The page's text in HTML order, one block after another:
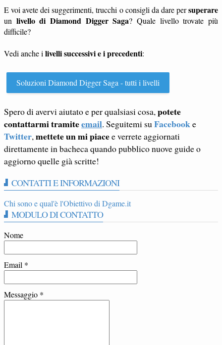
E voi avete dei suggerimenti, trucchi o consigli da dare persuperare
un livello di Diamond Digger Saga? Quale livello trovate più
difficile?
Vedi anche ilivelli successivi e i precedenti:
Soluzioni Diamond Digger Saga - tutti i livelli
Spero di avervi aiutato e per qualsiasi cosa,potete
contattarmi tramiteemail. Seguitemi suFacebooke
Twitter,mettete un mi piacee verrete aggiornati
direttamente in bacheca quando pubblico nuove guide o
aggiorno quelle già scritte!
CONTATTI E INFORMAZIONI
Chi sono e qual'è l'Obiettivo di Dgame.it
MODULO DI CONTATTO
Nome
Email *
Messaggio *